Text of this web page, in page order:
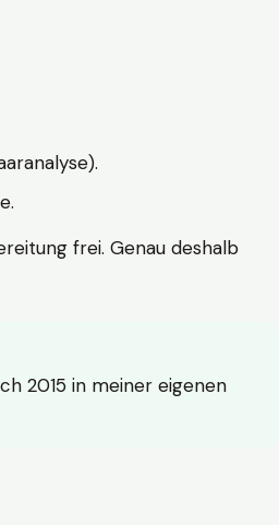
frei. Genau deshalb
2015 in meiner eigenen